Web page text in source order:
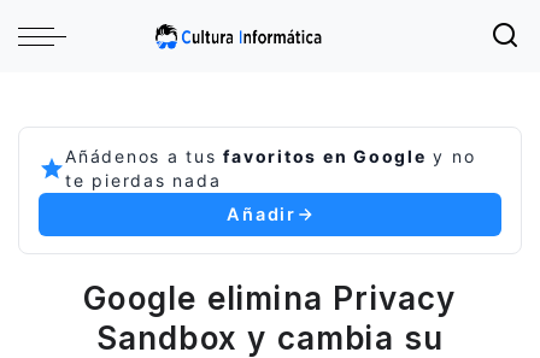
Añádenos a tusfavoritos en Google y no
te pierdas nada
Añadir
Google elimina Privacy
Sandbox y cambia su